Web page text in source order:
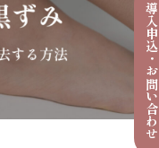
導入申込・